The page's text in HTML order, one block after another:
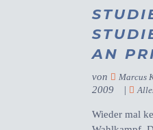
AN
von Marcus
2009
|
Wieder mal